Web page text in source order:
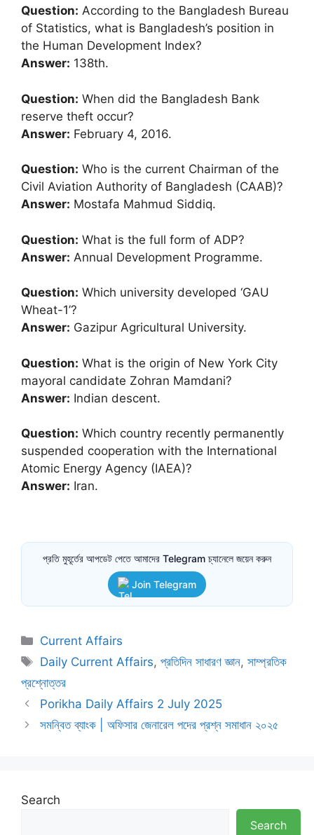
Question: According to the Bangladesh Bureau
of Statistics, what is Bangladesh’s position in
the Human Development Index?
Answer: 138th.
Question: When did the Bangladesh Bank
reserve theft occur?
Answer: February 4, 2016.
Question: Who is the current Chairman of the
Civil Aviation Authority of Bangladesh (CAAB)?
Answer: Mostafa Mahmud Siddiq.
Question: What is the full form of ADP?
Answer: Annual Development Programme.
Question: Which university developed ‘GAU
Wheat-1’?
Answer: Gazipur Agricultural University.
Question: What is the origin of New York City
mayoral candidate Zohran Mamdani?
Answer: Indian descent.
Question: Which country recently permanently
suspended cooperation with the International
Atomic Energy Agency (IAEA)?
Answer: Iran.
প্রতি মুহূর্তের আপডেট পেতে আমাদের Telegram চ্যানেলে জয়েন করুন
Join Telegram
Categories
Current Affairs
Tags
Daily Current Affairs,প্রতিদিন সাধারণ জ্ঞান,সাম্প্রতিক
প্রশ্নোত্তর
Porikha Daily Affairs 2 July 2025
সমন্বিত ব্যাংক | অফিসার জেনারেল পদের প্রশ্ন সমাধান ২০২৫
Search
Search